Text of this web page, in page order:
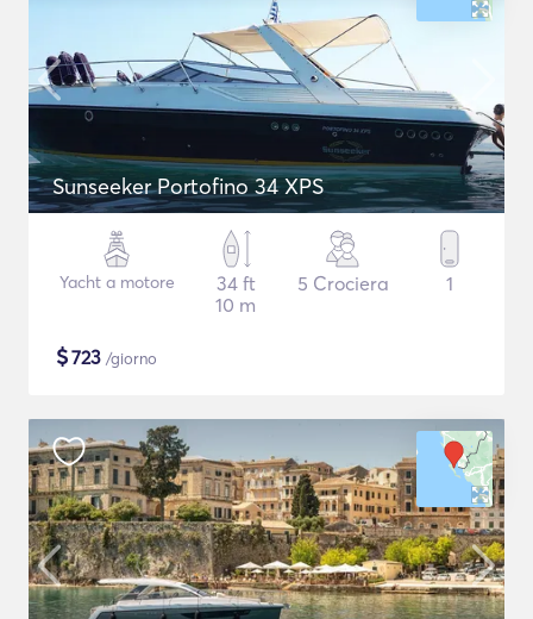
Sunseeker Portofino 34 XPS
Yacht a motore
34 ft
10 m
5 Crociera 1
$723 /giorno